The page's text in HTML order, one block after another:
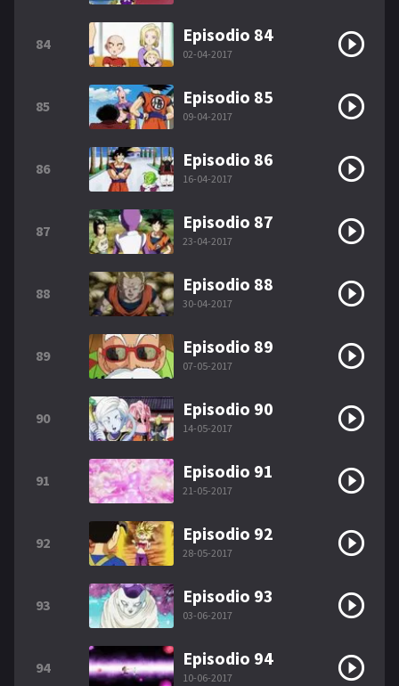
84 Episodio 84
02-04-2017
85 Episodio 85
09-04-2017
86 Episodio 86
16-04-2017
87 Episodio 87
23-04-2017
88 Episodio 88
30-04-2017
89 Episodio 89
07-05-2017
90 Episodio 90
14-05-2017
91 Episodio 91
21-05-2017
92 Episodio 92
28-05-2017
93 Episodio 93
03-06-2017
94 Episodio 94
10-06-2017